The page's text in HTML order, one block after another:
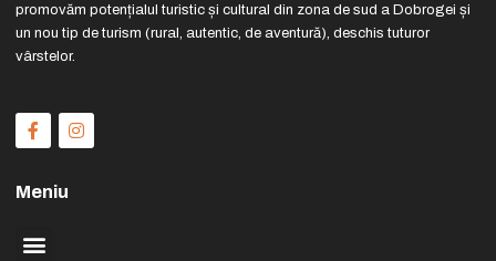
promovăm potențialul turistic și cultural din zona de sud a Dobrogei și
un nou tip de turism (rural, autentic, de aventură), deschis tuturor
vârstelor.
Meniu